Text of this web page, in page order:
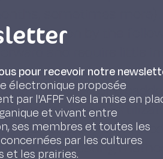
sometimes more).
by the
and require little
considerably :
grazing on 4 or 5
and rotational
rate adapted to the
the harvesting
pour recevoir notre
électronique proposée
par l'AFPF vise la mise en
et vivant entre
ses membres et toutes les
par les cultures
et les prairies.